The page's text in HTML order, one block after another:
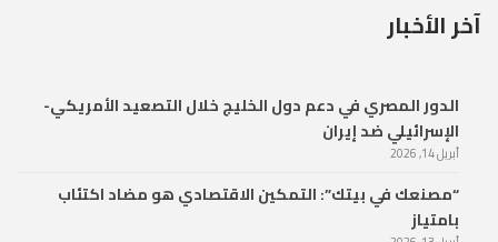
آخر الأخبار
الدور المصري في دعم دول الخليج خلال التصعيد الأمريكي-
الإسرائيلي ضد إيران
أبريل 14, 2026
“مصنعك في بيتك”: التمكين الاقتصادي هو مضاد اكتئاب
بامتياز